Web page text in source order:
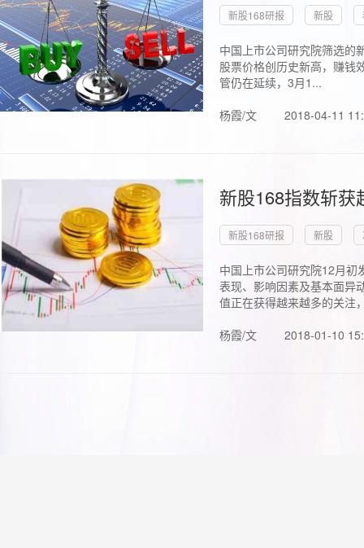
新股168研报 新股
中国上市公司研究院筛选的
股票价格创历史新高，赚钱
管仍在延续，3月1...
杨霞/文
2018-04-11
新股168指数斩
新股168研报 新股
中国上市公司研究院12月初
表现、影响因素及基本面异
值正在获得越来越多的关注
杨霞/文
2018-01-10